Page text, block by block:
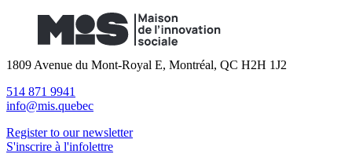
1809 Avenue du Mont-Royal E, Montréal, QC H2H 1J2
514 871 9941
info@mis.quebec
Register to our newsletter
S'inscrire à l'infolettre